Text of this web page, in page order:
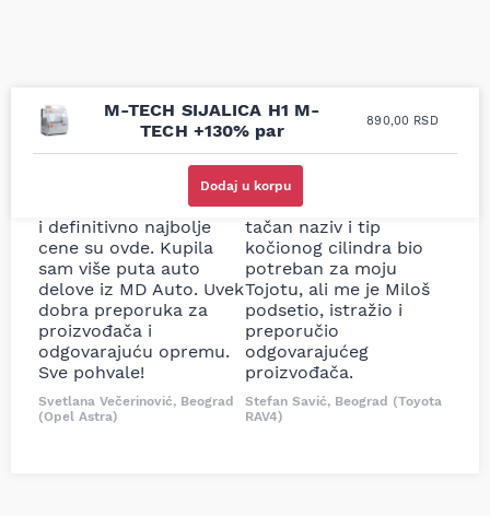
M-TECH SIJALICA H1 M-
TECH +130% par
890,00 RSD
Dodaj u korpu
Uporedila sam sve
prodavnice auto delova
i definitivno najbolje
cene su ovde. Kupila
sam više puta auto
delove iz MD Auto. Uvek
dobra preporuka za
proizvođača i
odgovarajuću opremu.
Sve pohvale!
Svetlana Večerinović, Beograd
(Opel Astra)
Odlična usluga i
ljubazni prodavci.
Nisam bio siguran koji je
tačan naziv i tip
kočionog cilindra bio
potreban za moju
Tojotu, ali me je Miloš
podsetio, istražio i
preporučio
odgovarajućeg
proizvođača.
Stefan Savić, Beograd (Toyota
RAV4)